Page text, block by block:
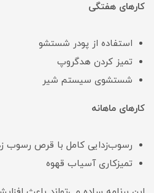
کارهای هفتگی
استفاده از پودر شستشو
تمیز کردن هدگروپ
شستشوی سیستم شیر
کارهای ماهانه
رسوب‌زدایی کامل با قرص رسوب
تمیزکاری آسیاب قهوه